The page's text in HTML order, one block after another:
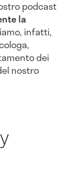
podcast
la
infatti,
dei
nostro